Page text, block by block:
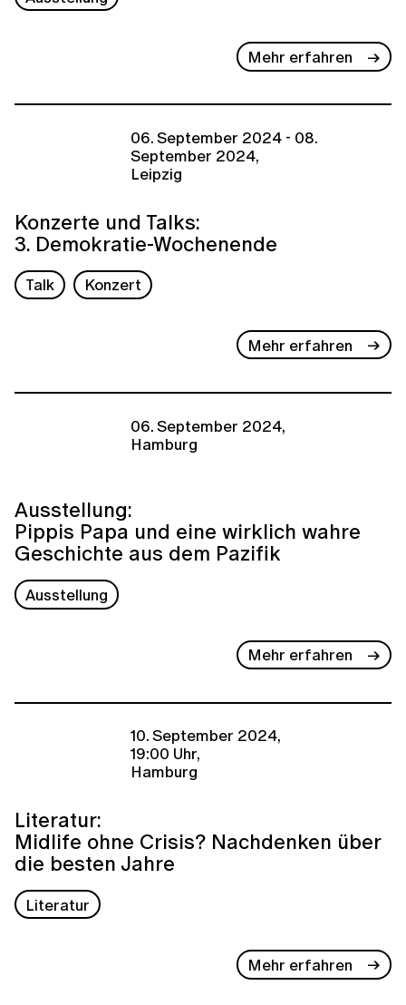
Mehr erfahren
06. September 2024 - 08.
September 2024,
Leipzig
Konzerte und Talks:
3. Demokratie-Wochenende
Talk Konzert
Mehr erfahren
06. September 2024,
Hamburg
Ausstellung:
Pippis Papa und eine wirklich wahre
Geschichte aus dem Pazifik
Ausstellung
Mehr erfahren
10. September 2024,
19:00 Uhr,
Hamburg
Literatur:
Midlife ohne Crisis? Nachdenken über
die besten Jahre
Literatur
Mehr erfahren